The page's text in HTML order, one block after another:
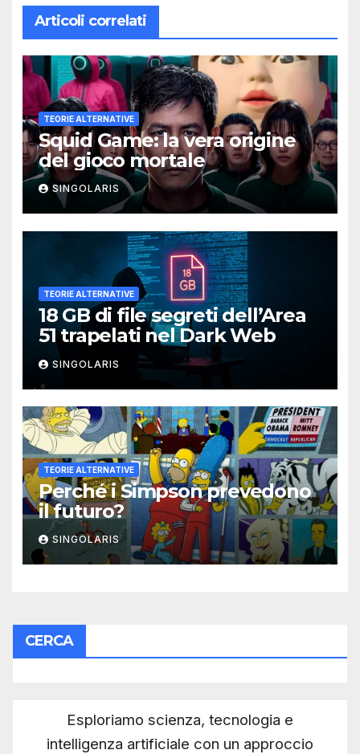
Articoli correlati
TEORIE ALTERNATIVE
Squid Game: la vera origine
del gioco mortale
SINGOLARIS
TEORIE ALTERNATIVE
18 GB di file segreti dell’Area
51 trapelati nel Dark Web
SINGOLARIS
TEORIE ALTERNATIVE
Perché i Simpson prevedono
il futuro?
SINGOLARIS
CERCA
Esploriamo scienza, tecnologia e
intelligenza artificiale con un approccio